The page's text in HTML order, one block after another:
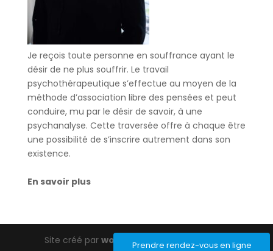
Prendre rendez-vous en ligne
Je reçois toute personne en souffrance ayant le
désir de ne plus souffrir. Le travail
psychothérapeutique s’effectue au moyen de la
méthode d’association libre des pensées et peut
conduire, mu par le désir de savoir, à une
psychanalyse. Cette traversée offre à chaque être
une possibilité de s’inscrire autrement dans son
existence.
En savoir plus
Site créé parwordpress-barcelona.com